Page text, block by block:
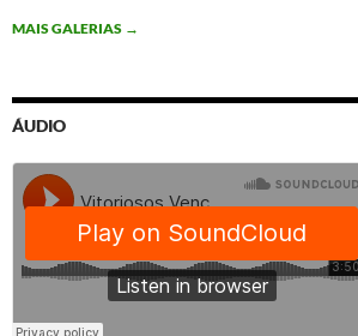
MAIS GALERIAS →
ÁUDIO